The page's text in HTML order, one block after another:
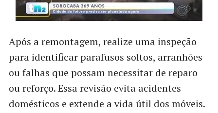
Após a remontagem, realize uma inspeção
para identificar parafusos soltos, arranhões
ou falhas que possam necessitar de reparo
ou reforço. Essa revisão evita acidentes
domésticos e extende a vida útil dos móveis.